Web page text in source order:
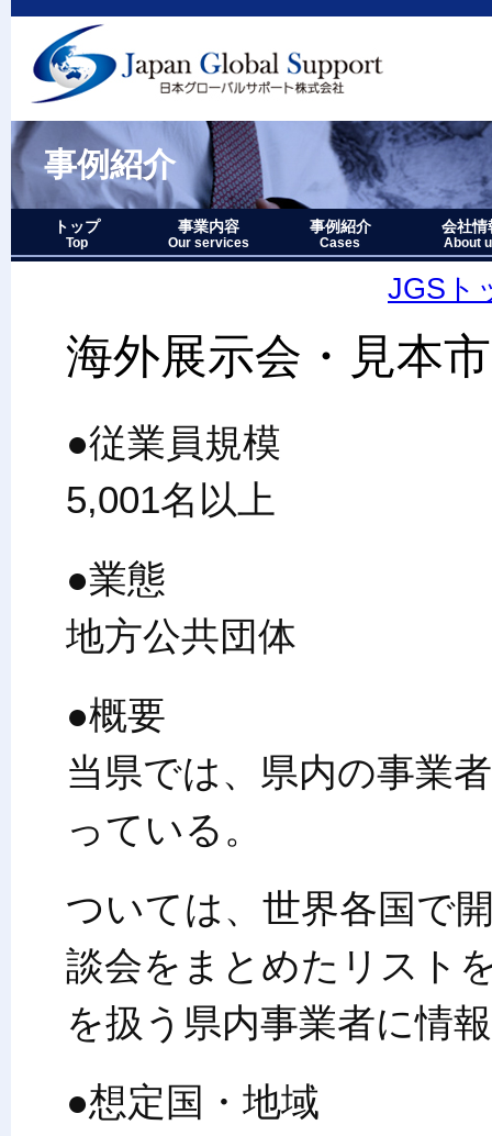
事例紹介
トップ
Top
事業内容
Our services
事例紹介
Cases
事例紹介－全件表示
アジア・オセアニア地域
中近東・アフリカ地域
会社情
About
会社情報
アクセス
沿革
企業理念
代表者略歴
経営七か条
当社のロ
JGSト
海外展示会・見本
●従業員規模
5,001名以上
●業態
地方公共団体
●概要
当県では、県内の事業
っている。
ついては、世界各国で
談会をまとめたリスト
を扱う県内事業者に情
●想定国・地域